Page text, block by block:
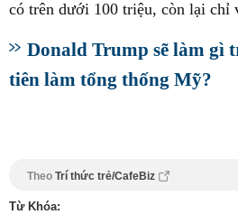
có trên dưới 100 triệu, còn lại chỉ
Donald Trump sẽ làm gì
tiên làm tổng thống Mỹ?
Theo Trí thức trẻ/CafeBiz
Từ Khóa: